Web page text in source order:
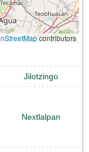
contributors
Jilotzingo
Nextlalpan